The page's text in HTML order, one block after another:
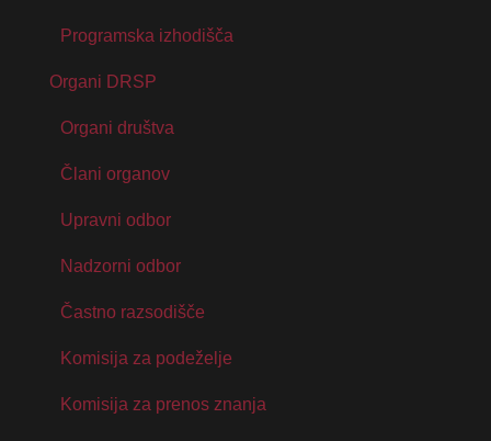
Programska izhodišča
Organi DRSP
Organi društva
Člani organov
Upravni odbor
Nadzorni odbor
Častno razsodišče
Komisija za podeželje
Komisija za prenos znanja